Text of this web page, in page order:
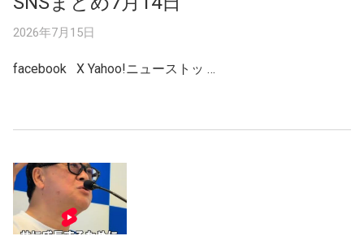
2026年7月15日
facebook X Yahoo!ニューストッ …